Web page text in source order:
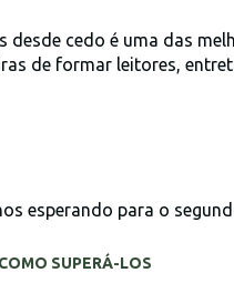
desde cedo é uma das
de formar leitores,
esperando para o
SUPERÁ-LOS